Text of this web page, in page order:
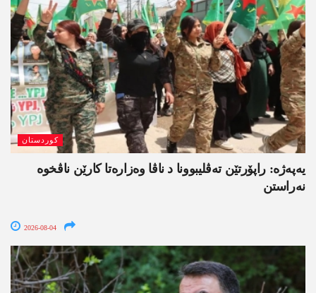
کوردستان
یەپەژە: راپۆرتێن تەڤلیبوونا د ناڤا وەزارەتا کارێن ناڤخوە
نەراستن
2026-08-04